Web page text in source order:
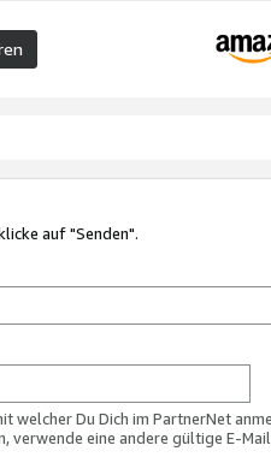
auf "Senden".
welcher Du Dich im PartnerNet
verwende eine andere gültige E-